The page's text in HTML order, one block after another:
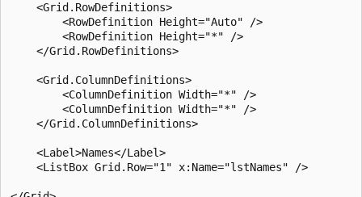
    <Grid.RowDefinitions>
        <RowDefinition Height="Auto" />
        <RowDefinition Height="*" />
    </Grid.RowDefinitions>
    <Grid.ColumnDefinitions>
        <ColumnDefinition Width="*" />
        <ColumnDefinition Width="*" />
    </Grid.ColumnDefinitions>
    <Label>Names</Label>
    <ListBox Grid.Row="1" x:Name="lstNames" />